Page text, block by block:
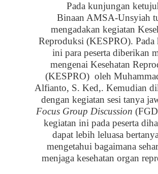
Pada kunjungan
Binaan AMSA-Unsyiah
mengadakan kegiatan
Reproduksi (KESPRO). Pada
ini para peserta diberikan
mengenai Kesehatan
(KESPRO) oleh
Alfianto, S. Ked,. Kemudian
dengan kegiatan sesi tanya
Focus Group Discussion
kegiatan ini pada peserta
dapat lebih leluasa
mengetahui bagaimana
menjaga kesehatan organ